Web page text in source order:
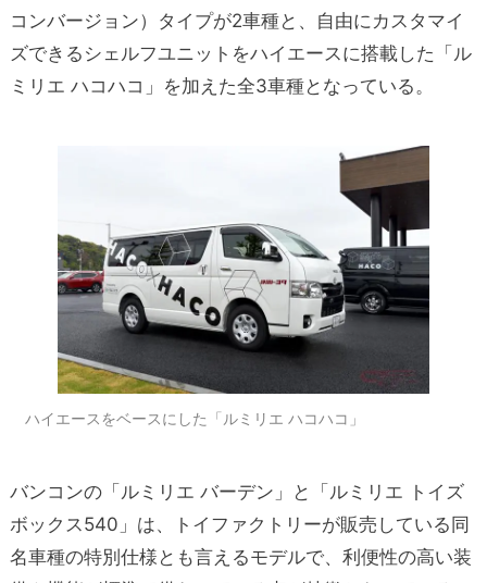
コンバージョン）タイプが2車種と、自由にカスタマイ
ズできるシェルフユニットをハイエースに搭載した「ル
ミリエ ハコハコ」を加えた全3車種となっている。
ハイエースをベースにした「ルミリエ ハコハコ」
バンコンの「ルミリエ バーデン」と「ルミリエ トイズ
ボックス540」は、トイファクトリーが販売している同
名車種の特別仕様とも言えるモデルで、利便性の高い装